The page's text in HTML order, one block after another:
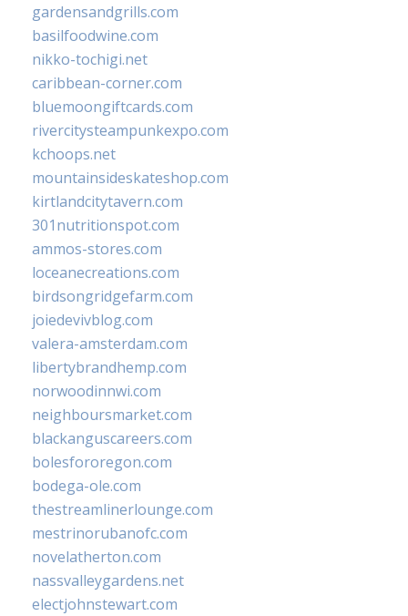
gardensandgrills.com
basilfoodwine.com
nikko-tochigi.net
caribbean-corner.com
bluemoongiftcards.com
rivercitysteampunkexpo.com
kchoops.net
mountainsideskateshop.com
kirtlandcitytavern.com
301nutritionspot.com
ammos-stores.com
loceanecreations.com
birdsongridgefarm.com
joiedevivblog.com
valera-amsterdam.com
libertybrandhemp.com
norwoodinnwi.com
neighboursmarket.com
blackanguscareers.com
bolesfororegon.com
bodega-ole.com
thestreamlinerlounge.com
mestrinorubanofc.com
novelatherton.com
nassvalleygardens.net
electjohnstewart.com